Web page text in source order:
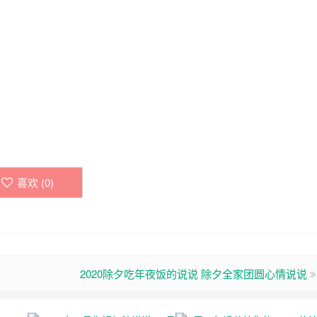
喜欢 (0)
2020除夕吃年夜饭的说说 除夕全家团圆心情说说